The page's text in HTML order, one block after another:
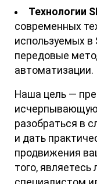
Технологии
современных
используемых в
передовые
автоматизации.
Наша цель —
разобраться в
и дать
продвижения
того,